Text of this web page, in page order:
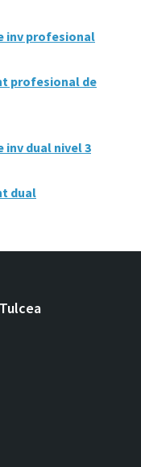
inv profesional
profesional de
dual nivel 3
dual